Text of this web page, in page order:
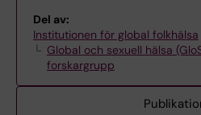
Del av:
Institutionen för global folkhälsa
Global och sexuell hälsa
forskargrupp